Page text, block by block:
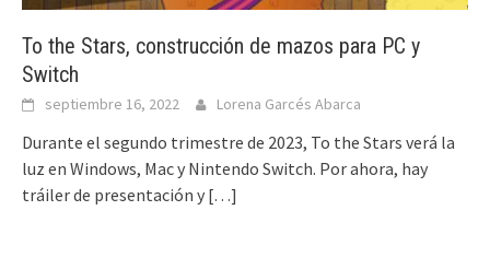
To the Stars, construcción de mazos para PC y
Switch
septiembre 16, 2022 Lorena Garcés Abarca
Durante el segundo trimestre de 2023, To the Stars verá la
luz en Windows, Mac y Nintendo Switch. Por ahora, hay
tráiler de presentación y […]